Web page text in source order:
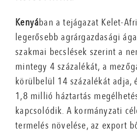
Kenyában a tejágazat Kelet-
legerősebb agrárgazdasági
szakmai becslések szerint a
mintegy 4 százalékát, a
körülbelül 14 százalékát adja,
1,8 millió háztartás
kapcsolódik. A kormányzati
termelés növelése, az export